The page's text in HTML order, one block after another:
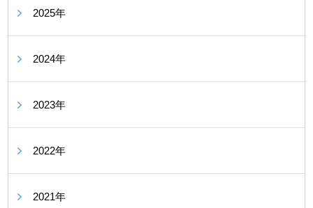
2025年
2024年
2023年
2022年
2021年